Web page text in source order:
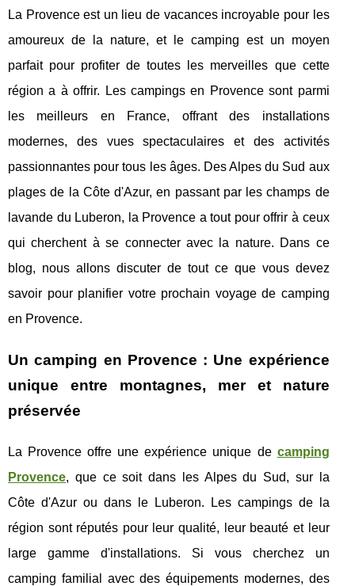
La Provence est un lieu de vacances incroyable pour les
amoureux de la nature, et le camping est un moyen
parfait pour profiter de toutes les merveilles que cette
région a à offrir. Les campings en Provence sont parmi
les meilleurs en France, offrant des installations
modernes, des vues spectaculaires et des activités
passionnantes pour tous les âges. Des Alpes du Sud aux
plages de la Côte d'Azur, en passant par les champs de
lavande du Luberon, la Provence a tout pour offrir à ceux
qui cherchent à se connecter avec la nature. Dans ce
blog, nous allons discuter de tout ce que vous devez
savoir pour planifier votre prochain voyage de camping
en Provence.
Un camping en Provence : Une expérience
unique entre montagnes, mer et nature
préservée
La Provence offre une expérience unique de camping
Provence, que ce soit dans les Alpes du Sud, sur la
Côte d'Azur ou dans le Luberon. Les campings de la
région sont réputés pour leur qualité, leur beauté et leur
large gamme d'installations. Si vous cherchez un
camping familial avec des équipements modernes, des